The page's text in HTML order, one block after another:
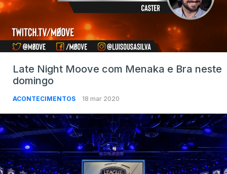
Late Night Moove com Menaka e Bra neste
domingo
ACONTECIMENTOS 18 mar 2020